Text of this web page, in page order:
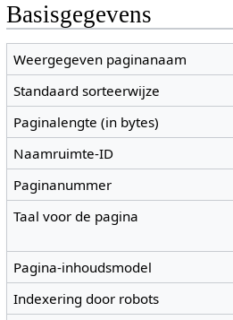
Basisgegevens
Weergegeven paginanaam
Standaard sorteerwijze
Paginalengte (in bytes)
Naamruimte-ID
Paginanummer
Taal voor de pagina
Pagina-inhoudsmodel
Indexering door robots